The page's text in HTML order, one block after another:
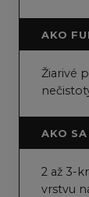
AKO
Žiarivé
AKO
2 až 3-
vrstvu